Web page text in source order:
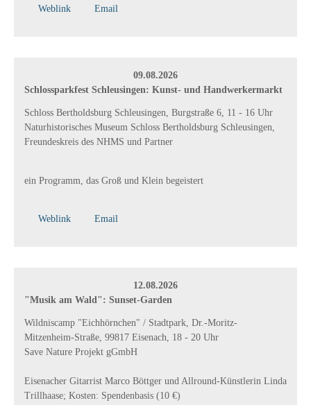
Weblink Email
09.08.2026
Schlossparkfest Schleusingen: Kunst- und Handwerkermarkt
Schloss Bertholdsburg Schleusingen, Burgstraße 6, 11 - 16 Uhr
Naturhistorisches Museum Schloss Bertholdsburg Schleusingen,
Freundeskreis des NHMS und Partner
ein Programm, das Groß und Klein begeistert
Weblink Email
12.08.2026
"Musik am Wald": Sunset-Garden
Wildniscamp "Eichhörnchen" / Stadtpark, Dr.-Moritz-
Mitzenheim-Straße, 99817 Eisenach, 18 - 20 Uhr
Save Nature Projekt gGmbH
Eisenacher Gitarrist Marco Böttger und Allround-Künstlerin Linda
Trillhaase; Kosten: Spendenbasis (10 €)